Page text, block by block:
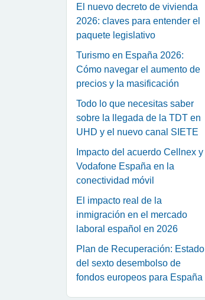
El nuevo decreto de vivienda
2026: claves para entender el
paquete legislativo
Turismo en España 2026:
Cómo navegar el aumento de
precios y la masificación
Todo lo que necesitas saber
sobre la llegada de la TDT en
UHD y el nuevo canal SIETE
Impacto del acuerdo Cellnex y
Vodafone España en la
conectividad móvil
El impacto real de la
inmigración en el mercado
laboral español en 2026
Plan de Recuperación: Estado
del sexto desembolso de
fondos europeos para España